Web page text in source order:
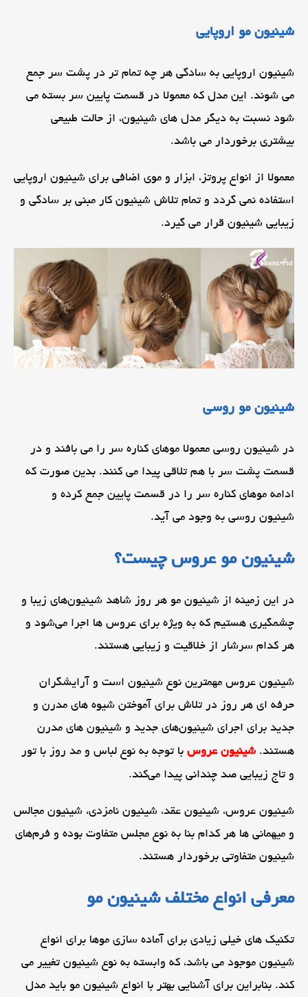
شینیون مو اروپایی
شینیون اروپایی به سادگی هر چه تمام تر در پشت سر جمع
می شوند. این مدل که معمولا در قسمت پایین سر بسته می
شود نسبت به دیگر مدل های شینیون، از حالت طبیعی
بیشتری برخوردار می باشد.
معمولا از انواع پروتز، ابزار و موی اضافی برای شینیون اروپایی
استفاده نمی گردد و تمام تلاش شینیون کار مبنی بر سادگی و
زیبایی شینیون قرار می گیرد.
شینیون مو روسی
در شینیون روسی معمولا موهای کناره سر را می بافند و در
قسمت پشت سر با هم تلاقی پیدا می کنند. بدین صورت که
ادامه موهای کناره سر را در قسمت پایین جمع کرده و
شینیون روسی به وجود می آید.
شینیون مو عروس چیست؟
در این زمینه از شینیون مو هر روز شاهد شینیون‌های زیبا و
چشمگیری هستیم که به ویژه برای عروس ها اجرا می‌شود و
هر کدام سرشار از خلاقیت و زیبایی هستند.
شینیون عروس مهمترین نوع شینیون است و آرایشگران
حرفه ای هر روز در تلاش برای آموختن شیوه های مدرن و
جدید برای اجرای شینیون‌های جدید و شینیون های مدرن
هستند.شینیون عروسبا توجه به نوع لباس و مد روز با تور
و تاج زیبایی صد چندانی پیدا می‌کند.
شینیون عروس، شینیون عقد، شینیون نامزدی، شینیون مجالس
و میهمانی ها هر کدام بنا به نوع مجلس متفاوت بوده و فرم‌های
شینیون متفاوتی برخوردار هستند.
معرفی انواع مختلف شینیون مو
تکنیک های خیلی زیادی برای آماده سازی موها برای انواع
شینیون موجود می باشد، که وابسته به نوع شینیون تغییر می
کند. بنابراین برای آشنایی بهتر با انواع شینیون مو باید مدل